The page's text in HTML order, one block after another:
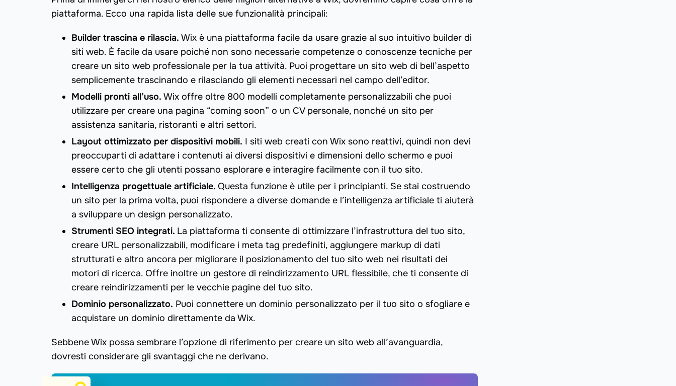
piattaforma. Ecco una rapida lista delle sue funzionalità principali:
Builder trascina e rilascia. Wix è una piattaforma facile da usare grazie al suo intuitivo builder di
siti web. È facile da usare poiché non sono necessarie competenze o conoscenze tecniche per
creare un sito web professionale per la tua attività. Puoi progettare un sito web di bell’aspetto
semplicemente trascinando e rilasciando gli elementi necessari nel campo dell’editor.
Modelli pronti all’uso. Wix offre oltre 800 modelli completamente personalizzabili che puoi
utilizzare per creare una pagina “coming soon” o un CV personale, nonché un sito per
assistenza sanitaria, ristoranti e altri settori.
Layout ottimizzato per dispositivi mobili. I siti web creati con Wix sono reattivi, quindi non devi
preoccuparti di adattare i contenuti ai diversi dispositivi e dimensioni dello schermo e puoi
essere certo che gli utenti possano esplorare e interagire facilmente con il tuo sito.
Intelligenza progettuale artificiale. Questa funzione è utile per i principianti. Se stai costruendo
un sito per la prima volta, puoi rispondere a diverse domande e l’intelligenza artificiale ti aiuterà
a sviluppare un design personalizzato.
Strumenti SEO integrati. La piattaforma ti consente di ottimizzare l’infrastruttura del tuo sito,
creare URL personalizzabili, modificare i meta tag predefiniti, aggiungere markup di dati
strutturati e altro ancora per migliorare il posizionamento del tuo sito web nei risultati dei
motori di ricerca. Offre inoltre un gestore di reindirizzamento URL flessibile, che ti consente di
creare reindirizzamenti per le vecchie pagine del tuo sito.
Dominio personalizzato. Puoi connettere un dominio personalizzato per il tuo sito o sfogliare e
acquistare un dominio direttamente da Wix.
Sebbene Wix possa sembrare l’opzione di riferimento per creare un sito web all’avanguardia,
dovresti considerare gli svantaggi che ne derivano.